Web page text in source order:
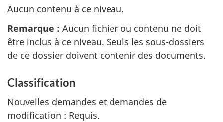
Aucun contenu à ce niveau.
Remarque : Aucun fichier ou contenu ne doit
être inclus à ce niveau. Seuls les sous-dossiers
de ce dossier doivent contenir des documents.
Classification
Nouvelles demandes et demandes de
modification : Requis.